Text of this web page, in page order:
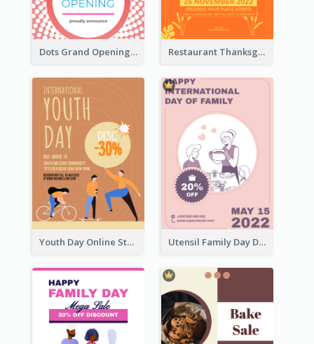
Dots Grand Opening Flyers Restaurant Thanksgiving Promote Flyers
Youth Day Online Store Discount Flyer Utensil Family Day Discount Flyer